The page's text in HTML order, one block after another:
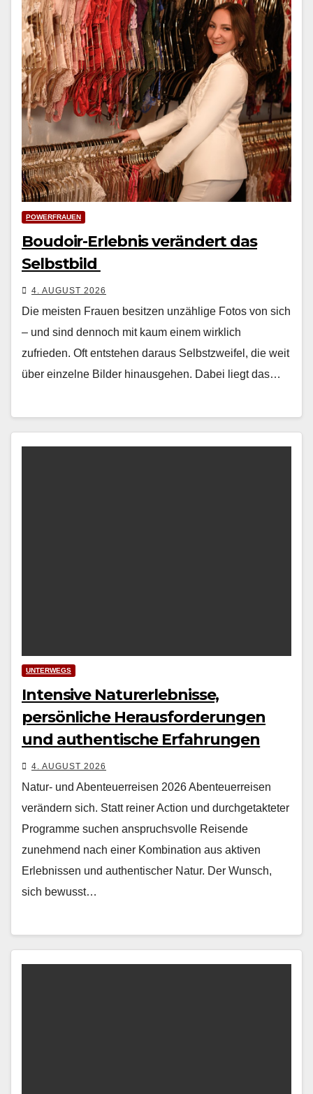
POWERFRAUEN
Boudoir-Erlebnis verändert das
Selbstbild
4. AUGUST 2026
Die meis­ten Frauen besitzen unzäh­lige Fotos von sich
– und sind den­noch mit kaum einem wirk­lich
zufrieden. Oft entste­hen daraus Selb­stzweifel, die weit
über einzelne Bilder hin­aus­ge­hen. Dabei liegt das…
UNTERWEGS
Intensive Naturerlebnisse,
persönliche Herausforderungen
und authentische Erfahrungen
4. AUGUST 2026
Natur- und Abenteuerreisen 2026 Aben­teuer­reisen
verän­dern sich. Statt rein­er Action und durchge­tak­teter
Pro­gramme suchen anspruchsvolle Reisende
zunehmend nach ein­er Kom­bi­na­tion aus aktiv­en
Erleb­nis­sen und authen­tis­ch­er Natur. Der Wun­sch,
sich bewusst…